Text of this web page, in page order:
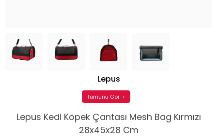
Lepus Kedi Köpek Çantası Mesh Bag Kırmızı
28x45x28 Cm
Lepus
Tümünü Gör